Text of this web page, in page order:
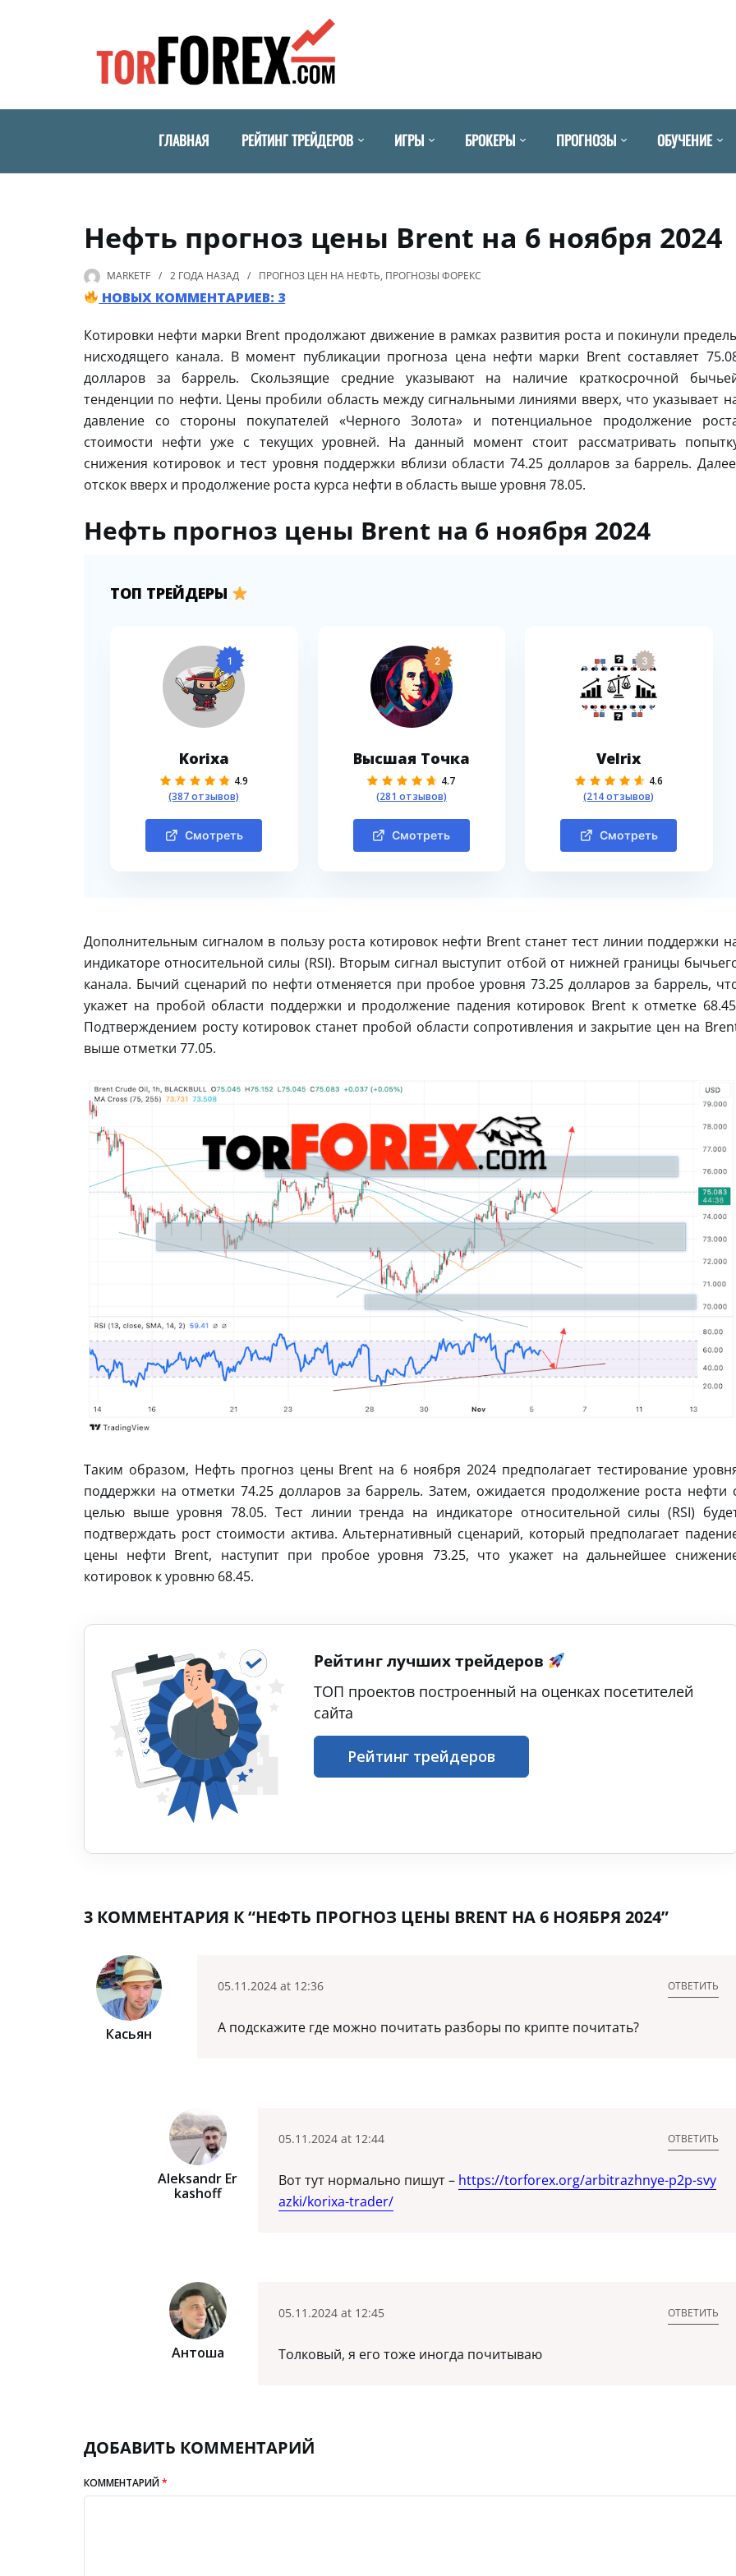
ГЛАВНАЯ РЕЙТИНГ ТРЕЙДЕРОВ ИГРЫ БРОКЕРЫ ПРОГНОЗЫ ОБУЧЕНИЕ
Нефть прогноз цены Brent на 6 ноября 2024
MARKETF 2 ГОДА НАЗАД ПРОГНОЗ ЦЕН НА НЕФТЬ, ПРОГНОЗЫ ФОРЕКС
НОВЫХ КОММЕНТАРИЕВ: 3
Котировки нефти марки Brent продолжают движение в рамках развития роста и покинули
нисходящего канала. В момент публикации прогноза цена нефти марки Brent составляет
долларов за баррель. Скользящие средние указывают на наличие краткосрочной
тенденции по нефти. Цены пробили область между сигнальными линиями вверх, что указывает
давление со стороны покупателей «Черного Золота» и потенциальное продолжение
стоимости нефти уже с текущих уровней. На данный момент стоит рассматривать
снижения котировок и тест уровня поддержки вблизи области 74.25 долларов за баррель.
отскок вверх и продолжение роста курса нефти в область выше уровня 78.05.
Нефть прогноз цены Brent на 6 ноября 2024
ТОП ТРЕЙДЕРЫ
1
Korixa
4.9
(387 отзывов)
Смотреть
2
Высшая Точка
4.7
(281 отзывов)
Смотреть
3
Velrix
4.6
(214 отзывов)
Смотреть
Дополнительным сигналом в пользу роста котировок нефти Brent станет тест линии поддержки
индикаторе относительной силы (RSI). Вторым сигнал выступит отбой от нижней границы
канала. Бычий сценарий по нефти отменяется при пробое уровня 73.25 долларов за баррель,
укажет на пробой области поддержки и продолжение падения котировок Brent к отметке
Подтверждением росту котировок станет пробой области сопротивления и закрытие цен на
выше отметки 77.05.
Таким образом, Нефть прогноз цены Brent на 6 ноября 2024 предполагает тестирование
поддержки на отметки 74.25 долларов за баррель. Затем, ожидается продолжение роста нефти
целью выше уровня 78.05. Тест линии тренда на индикаторе относительной силы (RSI)
подтверждать рост стоимости актива. Альтернативный сценарий, который предполагает
цены нефти Brent, наступит при пробое уровня 73.25, что укажет на дальнейшее
котировок к уровню 68.45.
Рейтинг лучших трейдеров
ТОП проектов построенный на оценках посетителей
сайта
Рейтинг трейдеров
3 КОММЕНТАРИЯ К “НЕФТЬ ПРОГНОЗ ЦЕНЫ BRENT НА 6 НОЯБРЯ 2024”
Касьян
05.11.2024 at 12:36
А подскажите где можно почитать разборы по крипте почитать?
ОТВЕТИТЬ
Aleksandr Er
Kashoff
05.11.2024 at 12:44
Вот тут нормально пишут – https://torforex.org/arbitrazhnye-p2p-svy
azki/korixa-trader/
ОТВЕТИТЬ
Антоша
05.11.2024 at 12:45
Толковый, я его тоже иногда почитываю
ОТВЕТИТЬ
ДОБАВИТЬ КОММЕНТАРИЙ
КОММЕНТАРИЙ*